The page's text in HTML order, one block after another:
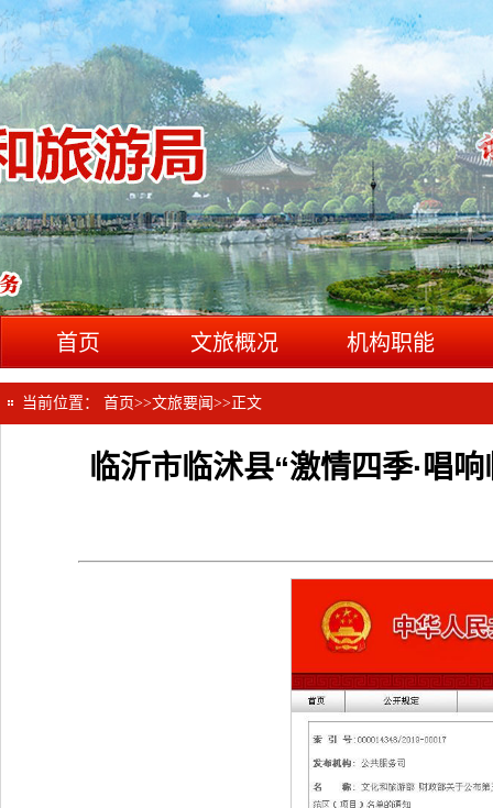
首页 文旅概况 机构职能
当前位置： 首页>>文旅要闻 >> 正文
临沂市临沭县“激情四季·唱